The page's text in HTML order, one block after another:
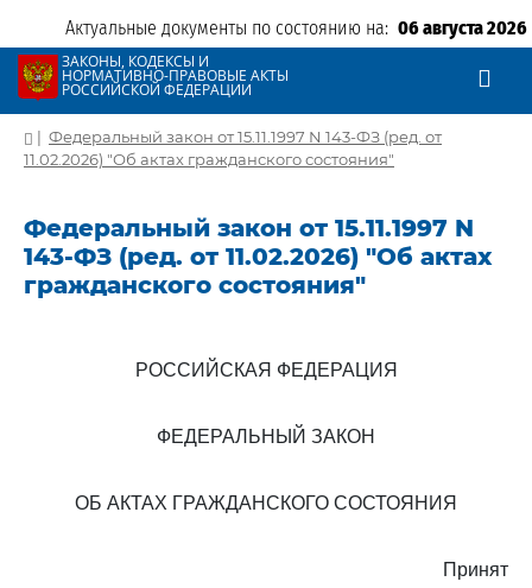
Актуальные документы по состоянию на: 06 августа 2026
ЗАКОНЫ, КОДЕКСЫ И
НОРМАТИВНО-ПРАВОВЫЕ АКТЫ
РОССИЙСКОЙ ФЕДЕРАЦИИ
| Федеральный закон от 15.11.1997 N 143-ФЗ (ред. от
11.02.2026) "Об актах гражданского состояния"
Федеральный закон от 15.11.1997 N
143-ФЗ (ред. от 11.02.2026) "Об актах
гражданского состояния"
РОССИЙСКАЯ ФЕДЕРАЦИЯ
ФЕДЕРАЛЬНЫЙ ЗАКОН
ОБ АКТАХ ГРАЖДАНСКОГО СОСТОЯНИЯ
Принят